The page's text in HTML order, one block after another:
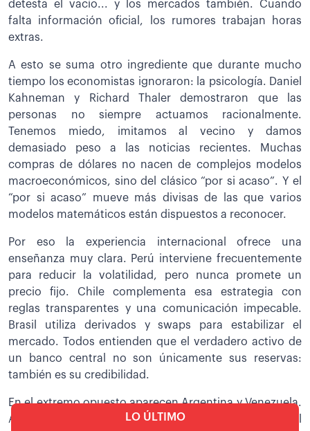
LO ÚLTIMO
detesta el vacío... y los mercados también. Cuando
falta información oficial, los rumores trabajan horas
extras.
A esto se suma otro ingrediente que durante mucho
tiempo los economistas ignoraron: la psicología. Daniel
Kahneman y Richard Thaler demostraron que las
personas no siempre actuamos racionalmente.
Tenemos miedo, imitamos al vecino y damos
demasiado peso a las noticias recientes. Muchas
compras de dólares no nacen de complejos modelos
macroeconómicos, sino del clásico “por si acaso”. Y el
“por si acaso” mueve más divisas de las que varios
modelos matemáticos están dispuestos a reconocer.
Por eso la experiencia internacional ofrece una
enseñanza muy clara. Perú interviene frecuentemente
para reducir la volatilidad, pero nunca promete un
precio fijo. Chile complementa esa estrategia con
reglas transparentes y una comunicación impecable.
Brasil utiliza derivados y swaps para estabilizar el
mercado. Todos entienden que el verdadero activo de
un banco central no son únicamente sus reservas:
también es su credibilidad.
En el extremo opuesto aparecen Argentina y Venezuela.
Allí los anuncios oficiales dejaron de ser la principal